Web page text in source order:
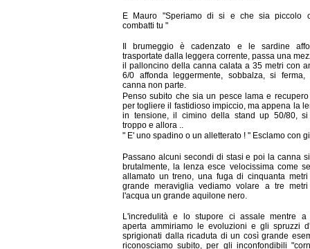
E Mauro "Speriamo di si e che sia piccolo
combatti tu "
Il brumeggio è cadenzato e le sardine
trasportate dalla leggera corrente, passa una
il palloncino della canna calata a 35 metri con
6/0 affonda leggermente, sobbalza, si
canna non parte.
Penso subito che sia un pesce lama e
per togliere il fastidioso impiccio, ma appena la
in tensione, il cimino della stand up 50/80,
troppo e allora ..
" E' uno spadino o un alletterato ! " Esclamo con
Passano alcuni secondi di stasi e poi la canna
brutalmente, la lenza esce velocissima come
allamato un treno, una fuga di cinquanta
grande meraviglia vediamo volare a tre
l'acqua un grande aquilone nero.
L'incredulità e lo stupore ci assale mentre a
aperta ammiriamo le evoluzioni e gli spruzzi
sprigionati dalla ricaduta di un così grande
riconosciamo subito, per gli inconfondibili